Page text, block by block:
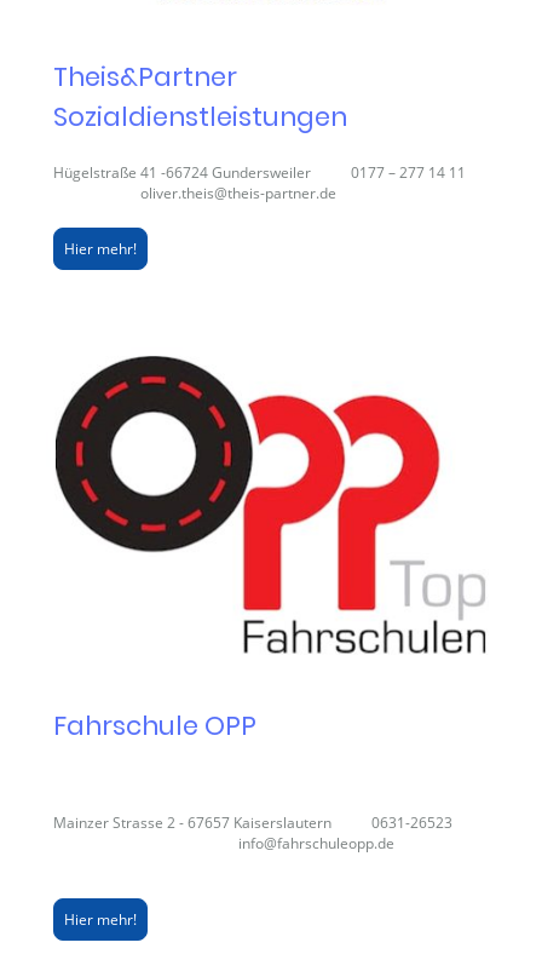
Theis&Partner
Sozialdienstleistungen
Hügelstraße 41 -66724 Gundersweiler 0177 – 277 14 11
oliver.theis@theis-partner.de
Hier mehr!
Fahrschule OPP
Mainzer Strasse 2 - 67657 Kaiserslautern 0631-26523
info@fahrschuleopp.de
Hier mehr!